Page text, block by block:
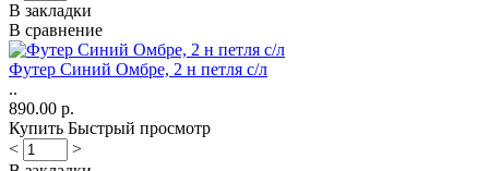
В закладки
В сравнение
Футер Синий Омбре, 2 н петля с/л
..
890.00 р.
Купить Быстрый просмотр
<
>